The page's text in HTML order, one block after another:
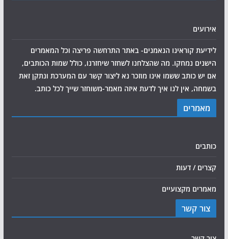
אירועים
לידיעת קוראינו הנאמנים- באתר התרחשה פריצה וכל המאמרים
הישנים נמחקו. מה שהצלחנו לשחזר שיחזרנו, כולל שמות הכותבים,
אם יש כותב ששמו אינו מוזכר נא ליצור קשר עם המערכת ונתקן זאת
בשמחה, אין לנו איך לדעת איזה מאמר-משוחזר שייך לכל כותב.
מאמרים
כותבים
קצרים / דעות
מאמרים מקצועיים
צור קשר